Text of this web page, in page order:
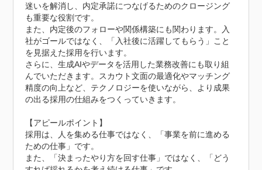
迷いを解消し、内定承諾につなげるためのクロージング
も重要な役割です。
また、内定後のフォローや関係構築にも関わります。入
社がゴールではなく、「入社後に活躍してもらう」こと
を見据えた採用を行います。
さらに、生成AIやデータを活用した業務改善にも取り組
んでいただきます。スカウト文面の最適化やマッチング
精度の向上など、テクノロジーを使いながら、より成果
の出る採用の仕組みをつくっていきます。
【アピールポイント】
採用は、人を集める仕事ではなく、「事業を前に進める
ための仕事」です。
また、「決まったやり方を回す仕事」ではなく、「どう